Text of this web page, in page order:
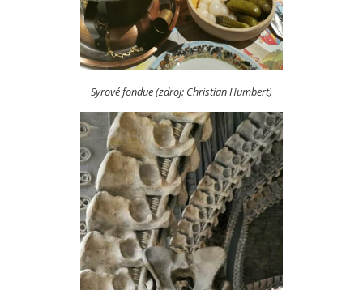
Syrové fondue (zdroj: Christian Humbert)